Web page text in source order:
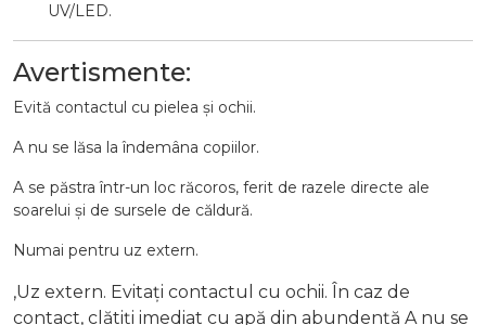
UV/LED.
Avertismente:
Evită contactul cu pielea și ochii.
A nu se lăsa la îndemâna copiilor.
A se păstra într-un loc răcoros, ferit de razele directe ale
soarelui și de sursele de căldură.
Numai pentru uz extern.
,Uz extern. Evitați contactul cu ochii. În caz de
contact, clătiți imediat cu apă din abundență A nu se